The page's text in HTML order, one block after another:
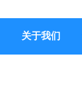
关于我们